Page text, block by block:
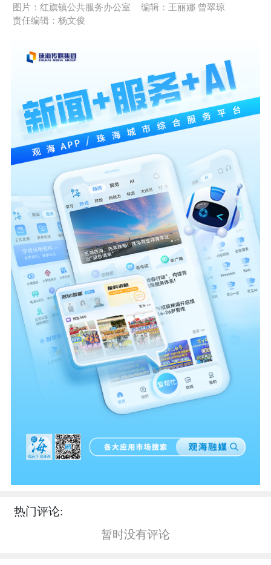
图片：红旗镇公共服务办公室
编辑：王丽娜 曾翠琼
责任编辑：杨文俊
热门评论:
暂时没有评论